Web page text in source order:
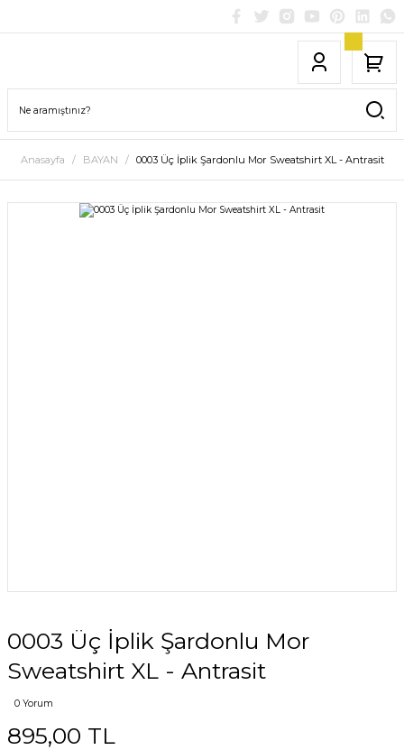
Anasayfa BAYAN 0003 Üç İplik Şardonlu Mor Sweatshirt XL - Antrasit
0003 Üç İplik Şardonlu Mor
Sweatshirt XL - Antrasit
0 Yorum
895,00 TL